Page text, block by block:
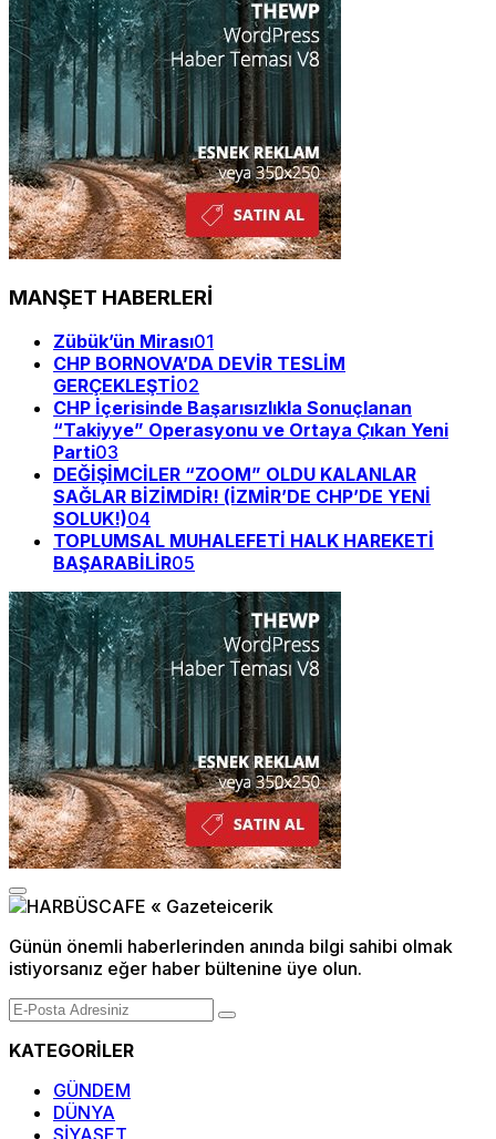
MANŞET HABERLERİ
Zübük’ün Mirası01
CHP BORNOVA’DA DEVİR TESLİM
GERÇEKLEŞTİ02
CHP İçerisinde Başarısızlıkla Sonuçlanan
“Takiyye” Operasyonu ve Ortaya Çıkan Yeni
Parti03
DEĞİŞİMCİLER “ZOOM” OLDU KALANLAR
SAĞLAR BİZİMDİR! (İZMİR’DE CHP’DE YENİ
SOLUK!)04
TOPLUMSAL MUHALEFETİ HALK HAREKETİ
BAŞARABİLİR05
Günün önemli haberlerinden anında bilgi sahibi olmak
istiyorsanız eğer haber bültenine üye olun.
KATEGORİLER
GÜNDEM
DÜNYA